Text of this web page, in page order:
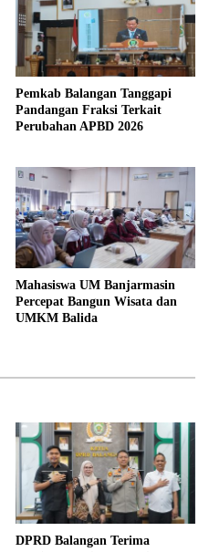
Pemkab Balangan Tanggapi
Pandangan Fraksi Terkait
Perubahan APBD 2026
Mahasiswa UM Banjarmasin
Percepat Bangun Wisata dan
UMKM Balida
DPRD Balangan Terima